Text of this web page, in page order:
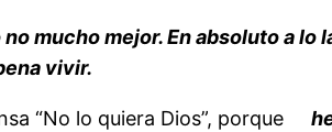
mucho mejor. En absoluto a
vivir.
“No lo quiera Dios”, porque